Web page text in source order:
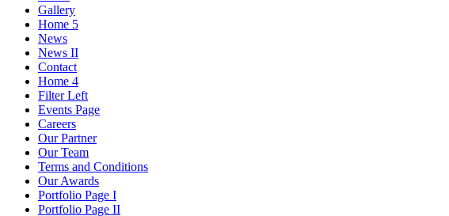
Gallery
Home 5
News
News II
Contact
Home 4
Filter Left
Events Page
Careers
Our Partner
Our Team
Terms and Conditions
Our Awards
Portfolio Page I
Portfolio Page II